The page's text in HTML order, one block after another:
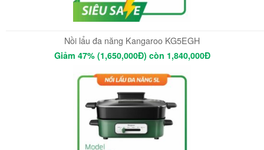
Nồi lẩu đa năng Kangaroo KG5EGH
Giảm 47% (1,650,000Đ) còn 1,840,000Đ